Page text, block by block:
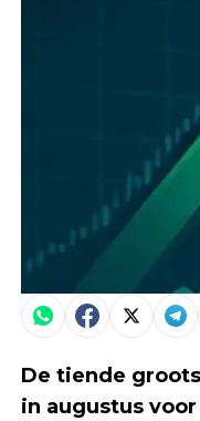
De tiende
in augustus